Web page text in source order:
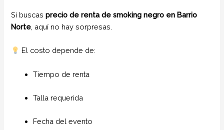
Si buscasprecio de renta de smoking negro en Barrio
Norte , aquí no hay sorpresas.
El costo depende de:
Tiempo de renta
Talla requerida
Fecha del evento